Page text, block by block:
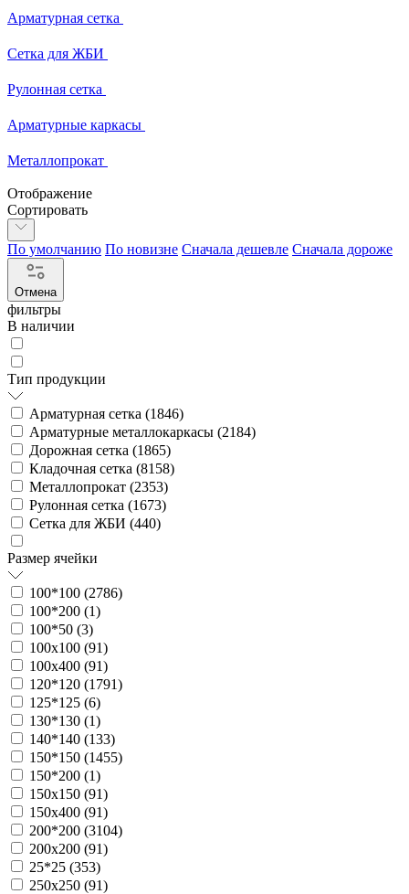
Арматурная сетка
Сетка для ЖБИ
Рулонная сетка
Арматурные каркасы
Металлопрокат
Отображение
Сортировать
По умолчанию По новизне Сначала дешевле Сначала дороже
Отмена
фильтры
В наличии
Тип продукции
Арматурная сетка (1846)
Арматурные металлокаркасы (2184)
Дорожная сетка (1865)
Кладочная сетка (8158)
Металлопрокат (2353)
Рулонная сетка (1673)
Сетка для ЖБИ (440)
Размер ячейки
100*100 (2786)
100*200 (1)
100*50 (3)
100х100 (91)
100х400 (91)
120*120 (1791)
125*125 (6)
130*130 (1)
140*140 (133)
150*150 (1455)
150*200 (1)
150х150 (91)
150х400 (91)
200*200 (3104)
200х200 (91)
25*25 (353)
250х250 (91)